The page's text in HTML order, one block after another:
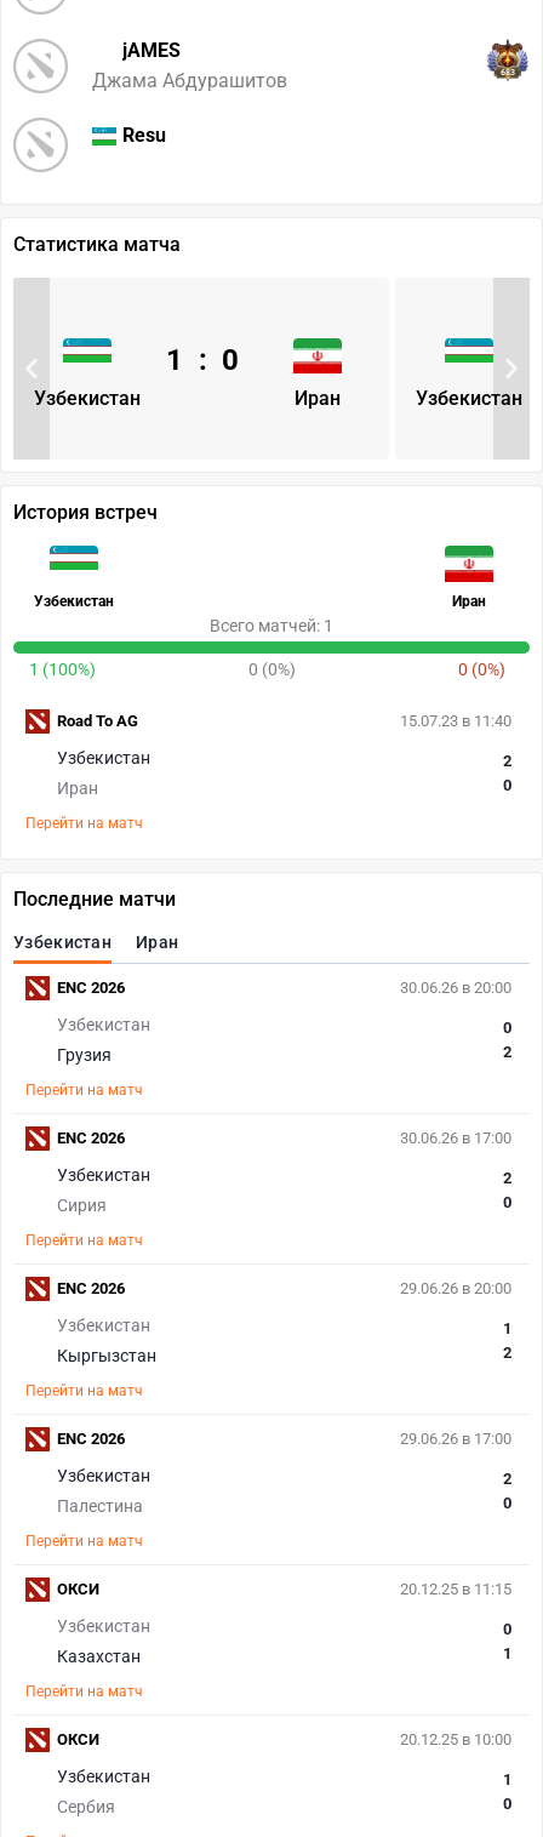
jAMES
Джама Абдурашитов
683
Resu
Статистика матча
Узбекистан Иран
1 : 0
Узбекистан
История встреч
Узбекистан Иран
Всего матчей: 1
1 (100%) 0 (0%) 0 (0%)
15.07.23 в 11:40
Узбекистан
Иран
2
0
Перейти на матч
Road To AG
Последние матчи
Узбекистан Иран
30.06.26 в 20:00
Узбекистан
Грузия
0
2
Перейти на матч
ENC 2026
30.06.26 в 17:00
Узбекистан
Сирия
2
0
Перейти на матч
ENC 2026
29.06.26 в 20:00
Узбекистан
Кыргызстан
1
2
Перейти на матч
ENC 2026
29.06.26 в 17:00
Узбекистан
Палестина
2
0
Перейти на матч
ENC 2026
20.12.25 в 11:15
Узбекистан
Казахстан
0
1
Перейти на матч
ОКСИ
20.12.25 в 10:00
Узбекистан
Сербия
1
0
ОКСИ